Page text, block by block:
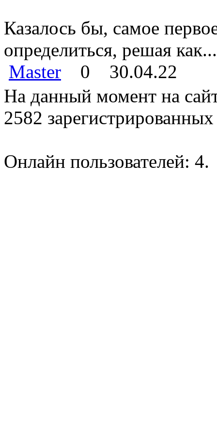
Казалось бы, самое
определиться, решая как...
Master
0
30.04.22
На данный момент на
2582 зарегистрированных
Онлайн пользователей: 4.